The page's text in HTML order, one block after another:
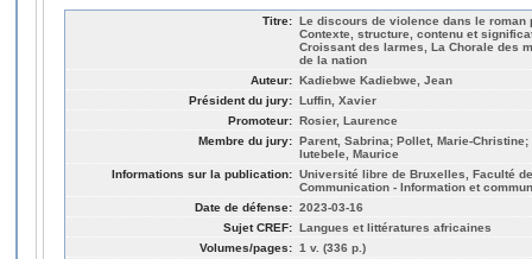
Titre: Le discours de violence dans le
Contexte, structure, contenu et
Croissant des larmes, La Chorale des
de la nation
Auteur: Kadiebwe Kadiebwe, Jean
Président du jury: Luffin, Xavier
Promoteur: Rosier, Laurence
Membre du jury: Parent, Sabrina; Pollet, Marie-
lutebele, Maurice
Informations sur la publication: Université libre de Bruxelles, Faculté
Communication - Information et
Date de défense: 2023-03-16
Sujet CREF: Langues et littératures africaines
Volumes/pages: 1 v. (336 p.)